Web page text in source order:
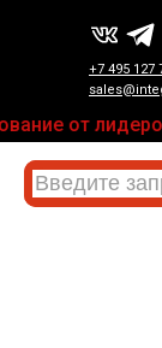
+7 495 127
от